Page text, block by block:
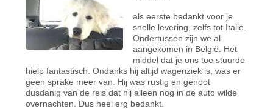
als eerste bedankt voor je
snelle levering, zelfs tot Italië.
Ondertussen zijn we al
aangekomen in België. Het
middel dat je ons toe stuurde
hielp fantastisch. Ondanks hij altijd wagenziek is, was er
geen sprake meer van. Hij was rustig en genoot
dusdanig van de reis dat hij alleen nog in de auto wilde
overnachten. Dus heel erg bedankt.